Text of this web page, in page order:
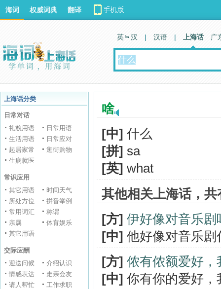
海词 权威词典 翻译
英 汉 | 汉语 | 上海话 广
上海话分类
日常对话
礼貌用语
日常用语
生活用语
日常应对
起居家常
逛街购物
生病就医
常识应用
其它用语
时间天气
所处方位
拼音举例
常用词汇
称谓
亲属
体育娱乐
其它用语
交际应酬
迎送问候
介绍认识
情感表达
走亲会友
请人帮忙
工作求职
啥
[中] 什么
[拼] sa
[英] what
其他相关上海话，共
[方] 伊好像对音乐
[中] 他好像对音乐
[方] 侬有侬额爱好
[中] 你有你的爱好